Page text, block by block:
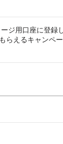
ジ用口座に登録
らえるキャンペ